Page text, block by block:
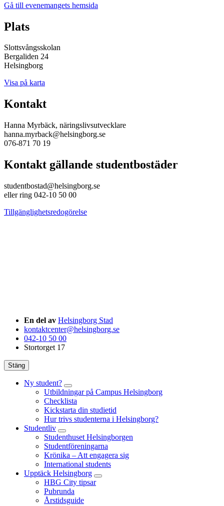
Gå till evenemangets hemsida
Plats
Slottsvångsskolan
Bergaliden 24
Helsingborg
Visa på karta
Kontakt
Hanna Myrbäck, näringslivsutvecklare
hanna.myrback@helsingborg.se
076-871 70 19
Kontakt gällande studentbostäder
studentbostad@helsingborg.se
eller ring 042-10 50 00
Tillgänglighetsredogörelse
En del av Helsingborg Stad
kontaktcenter@helsingborg.se
042-10 50 00
Stortorget 17
Stäng
Ny student?
Utbildningar på Campus Helsingborg
Checklista
Kickstarta din studietid
Hur trivs studenterna i Helsingborg?
Studentliv
Studenthuset Helsingborgen
Studentföreningarna
Krönika – Att engagera sig
International students
Upptäck Helsingborg
HBG City tipsar
Pubrunda
Årstidsguide